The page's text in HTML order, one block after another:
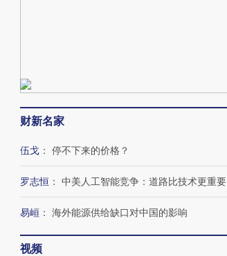
财新名家
伍戈 ： 停不下来的价格？
罗志恒 ： 中美人工智能竞争：道路比技术更重要
易峘 ： 海外能源供给缺口对中国的影响
视频